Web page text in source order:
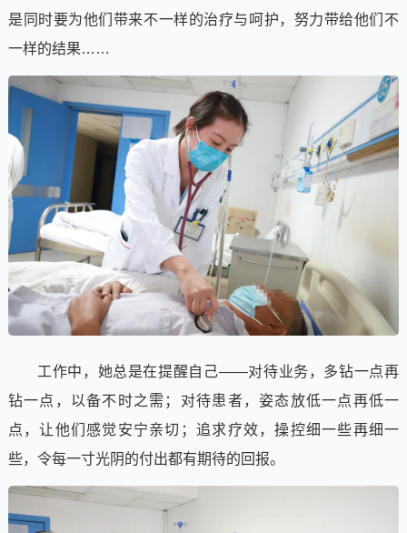
是同时要为他们带来不一样的治疗与呵护，努力带给他们不
一样的结果……
工作中，她总是在提醒自己——对待业务，多钻一点再
钻一点，以备不时之需；对待患者，姿态放低一点再低一
点，让他们感觉安宁亲切；追求疗效，操控细一些再细一
些，令每一寸光阴的付出都有期待的回报。